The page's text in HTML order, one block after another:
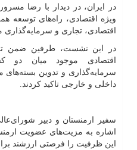
در ایران، در دیدار با رضا
ویژه اقتصادی، راه‌های توسعه
اقتصادی، تجاری و
در این نشست، طرفین ضمن
اقتصادی موجود میان دو
سرمایه‌گذاری و تدوین
داخلی و خارجی تاکید کردند.
سفیر ارمنستان و دبیر
اشاره به مزیت‌های عضویت
این ظرفیت را فرصتی ارزشند